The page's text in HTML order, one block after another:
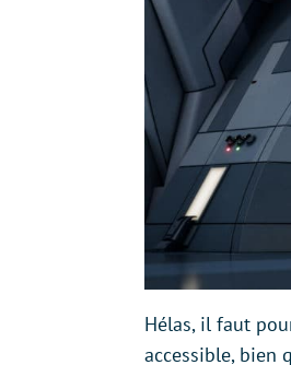
Hélas, il faut
accessible, bien